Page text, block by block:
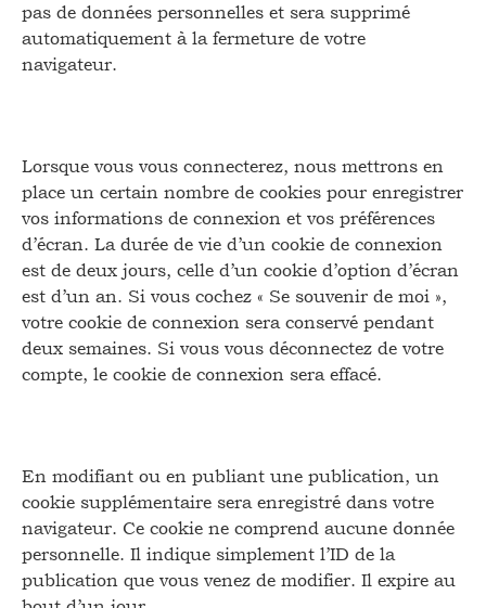
pas de données personnelles et sera supprimé
automatiquement à la fermeture de votre
navigateur.
Lorsque vous vous connecterez, nous mettrons en
place un certain nombre de cookies pour enregistrer
vos informations de connexion et vos préférences
d’écran. La durée de vie d’un cookie de connexion
est de deux jours, celle d’un cookie d’option d’écran
est d’un an. Si vous cochez « Se souvenir de moi »,
votre cookie de connexion sera conservé pendant
deux semaines. Si vous vous déconnectez de votre
compte, le cookie de connexion sera effacé.
En modifiant ou en publiant une publication, un
cookie supplémentaire sera enregistré dans votre
navigateur. Ce cookie ne comprend aucune donnée
personnelle. Il indique simplement l’ID de la
publication que vous venez de modifier. Il expire au